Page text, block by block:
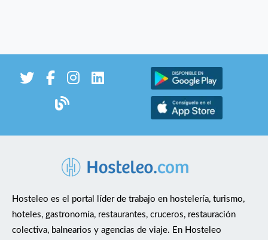
Hosteleo es el portal líder de trabajo en hostelería, turismo,
hoteles, gastronomía, restaurantes, cruceros, restauración
colectiva, balnearios y agencias de viaje. En Hosteleo